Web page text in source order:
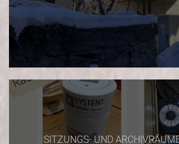
SITZUNGS- UND